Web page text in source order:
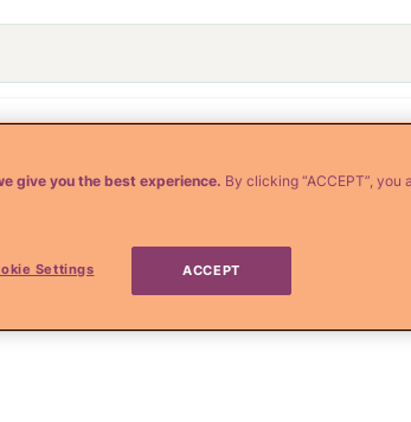
give you the best experience. By clicking “ACCEPT”, you
Settings ACCEPT